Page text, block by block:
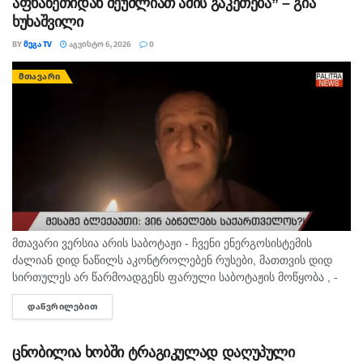
ხუხაშვილი
BYᲛᲔᲒᲐ TV ᲐᲒᲕᲘᲡᲢᲝ 6, 2026 0
ᲛᲗᲐᲕᲐᲠᲘ
მთავარი ვერსია არის საბოტაჟი - ჩვენი ენერგოსისტემის
ძალიან დიდ ნაწილს აკონტროლებენ რუსები, მათთვის დიდ
სირთულეს არ წარმოადგენს ფარული საბოტაჟის მოწყობა , -
ამის შესახებ ანალიტიკოსმა გია ხუხაშვილმა „პალიტრანიუსის“
გადაცემაში „360...
ᲓᲐᲬᲕᲠᲘᲚᲔᲑᲘᲗ
ცნობილია ხობში ტრაგიკულად დაღუპული